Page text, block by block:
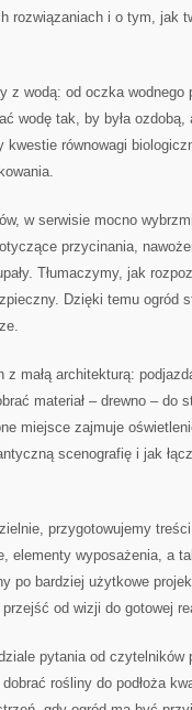
rozwiązaniach i o tym, jak
z wodą: od oczka wodnego
wodę tak, by była ozdobą,
kwestie równowagi
w serwisie mocno
przycinania,
Tłumaczymy, jak
Dzięki temu ogród
z małą architekturą:
materiał – drewno – do
miejsce zajmuje
scenografię i jak
przygotowujemy
elementy wyposażenia, a
po bardziej użytkowe
od wizji do gotowej
pytania od czytelników
rośliny do podłoża